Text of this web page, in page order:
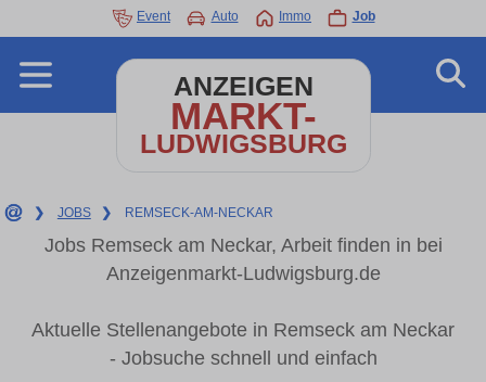
Event Auto Immo Job
ANZEIGEN
MARKT-
LUDWIGSBURG
❯ JOBS ❯ REMSECK-AM-NECKAR
Jobs Remseck am Neckar, Arbeit finden in bei
Anzeigenmarkt-Ludwigsburg.de
Aktuelle Stellenangebote in Remseck am Neckar
- Jobsuche schnell und einfach